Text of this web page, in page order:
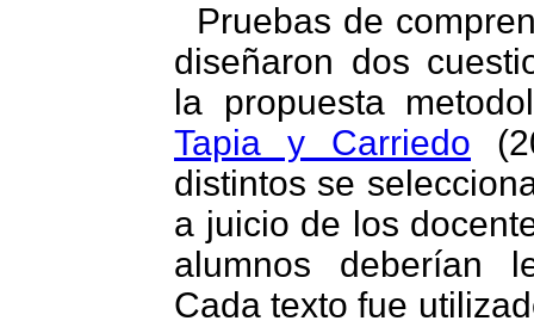
Pruebas de
diseñaron dos
la propuesta
Tapia y Carriedo
distintos se
a juicio de los
alumnos deberían
Cada texto fue